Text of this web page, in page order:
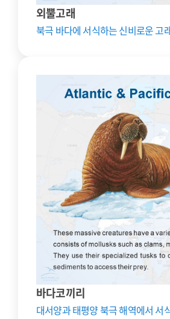
외뿔고래
북극 바다에 서식하는 신비로운 고
바다코끼리
대서양과 태평양 북극 해역에서 서